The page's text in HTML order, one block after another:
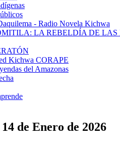
- Radio Novela Kichwa
LA REBELDÍA DE
Kichwa CORAPE
del Amazonas
de Enero de 2026